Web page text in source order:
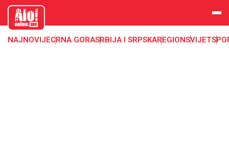
aloonline.
me
NAJNOVIJECRNA GORASRBIJA I SRPSKAREGIONSVIJET